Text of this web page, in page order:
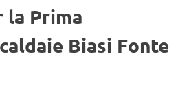
la Prima
Biasi Fonte